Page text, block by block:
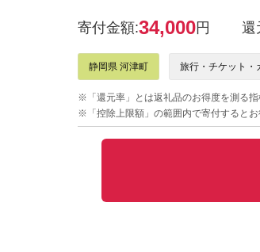
寄付金額:34,000円 還
静岡県 河津町 旅行・チケット・
※「還元率」とは返礼品のお得度を測る指
※「控除上限額」の範囲内で寄付すると